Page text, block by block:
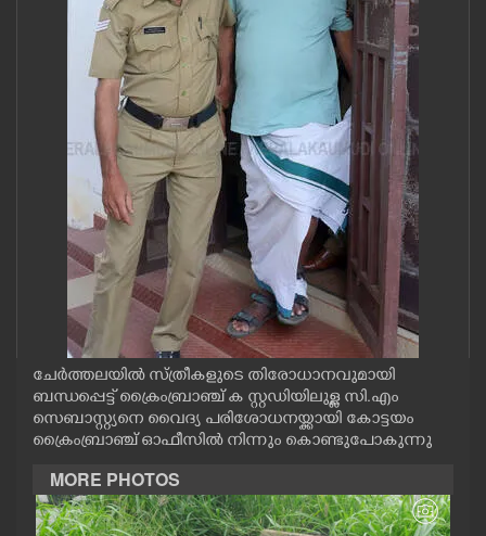
CASE DIARY
PHOTOS
LIFESTYLE
SPIRITUAL
INFO+
ART
ചേർത്തലയിൽ സ്ത്രീകളുടെ തിരോധാനവുമായി
ബന്ധപ്പെട്ട് ക്രൈംബ്രാഞ്ച് ക സ്റ്റഡിയിലുള്ള സി.എം
സെബാസ്റ്റ്യനെ വൈദ്യ പരിശോധനയ്ക്കായി കോട്ടയം
ക്രൈംബ്രാഞ്ച് ഓഫീസിൽ നിന്നും കൊണ്ടുപോകുന്നു
MORE PHOTOS